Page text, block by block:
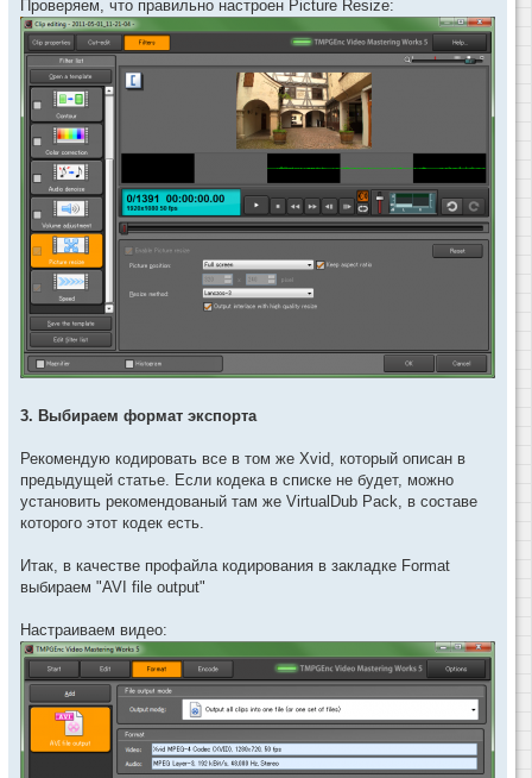
Проверяем, что правильно настроен Picture Resize:
3. Выбираем формат экспорта
Рекомендую кодировать все в том же Xvid, который описан в
предыдущей статье. Если кодека в списке не будет, можно
установить рекомендованый там же VirtualDub Pack, в составе
которого этот кодек есть.
Итак, в качестве профайла кодирования в закладке Format
выбираем "AVI file output"
Настраиваем видео: